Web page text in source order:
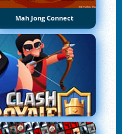
Mah Jong Connect